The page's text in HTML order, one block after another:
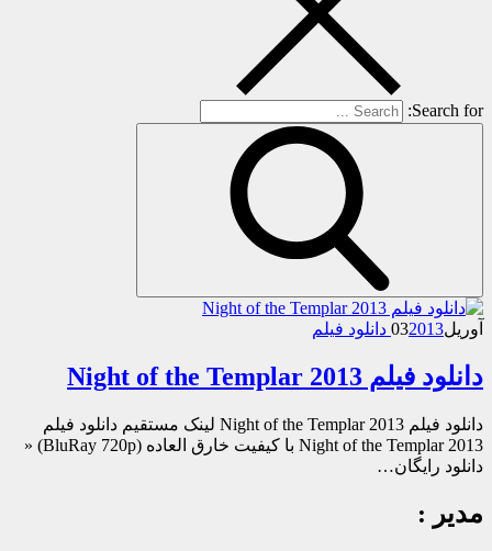
Search for:
آوریل 032013 دانلود فیلم
دانلود فیلم Night of the Templar 2013
دانلود فیلم Night of the Templar 2013 لینک مستقیم دانلود فیلم
Night of the Templar 2013 با کیفیت خارق العاده (BluRay 720p) «
دانلود رایگان…
مدیر :